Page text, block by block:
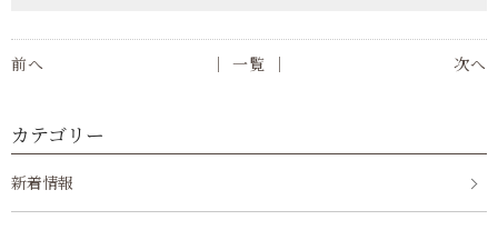
前へ 次へ
│ 一覧 │
カテゴリー
新着情報